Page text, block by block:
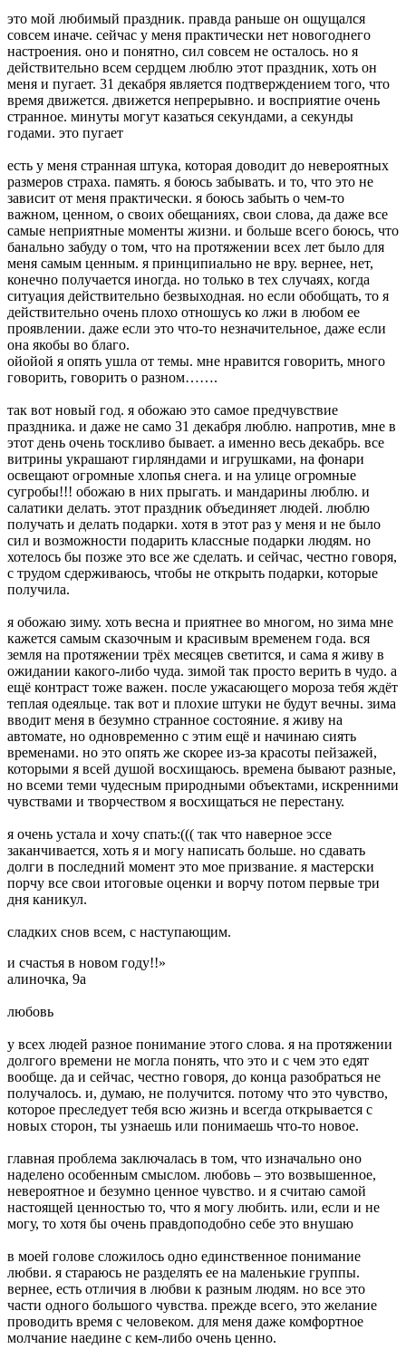
это мой любимый праздник. правда раньше он ощущался
совсем иначе. сейчас у меня практически нет новогоднего
настроения. оно и понятно, сил совсем не осталось. но я
действительно всем сердцем люблю этот праздник, хоть он
меня и пугает. 31 декабря является подтверждением того, что
время движется. движется непрерывно. и восприятие очень
странное. минуты могут казаться секундами, а секунды
годами. это пугает
есть у меня странная штука, которая доводит до невероятных
размеров страха. память. я боюсь забывать. и то, что это не
зависит от меня практически. я боюсь забыть о чем-то
важном, ценном, о своих обещаниях, свои слова, да даже все
самые неприятные моменты жизни. и больше всего боюсь, что
банально забуду о том, что на протяжении всех лет было для
меня самым ценным. я принципиально не вру. вернее, нет,
конечно получается иногда. но только в тех случаях, когда
ситуация действительно безвыходная. но если обобщать, то я
действительно очень плохо отношусь ко лжи в любом ее
проявлении. даже если это что-то незначительное, даже если
она якобы во благо.
ойойой я опять ушла от темы. мне нравится говорить, много
говорить, говорить о разном…….
так вот новый год. я обожаю это самое предчувствие
праздника. и даже не само 31 декабря люблю. напротив, мне в
этот день очень тоскливо бывает. а именно весь декабрь. все
витрины украшают гирляндами и игрушками, на фонари
освещают огромные хлопья снега. и на улице огромные
сугробы!!! обожаю в них прыгать. и мандарины люблю. и
салатики делать. этот праздник объединяет людей. люблю
получать и делать подарки. хотя в этот раз у меня и не было
сил и возможности подарить классные подарки людям. но
хотелось бы позже это все же сделать. и сейчас, честно говоря,
с трудом сдерживаюсь, чтобы не открыть подарки, которые
получила.
я обожаю зиму. хоть весна и приятнее во многом, но зима мне
кажется самым сказочным и красивым временем года. вся
земля на протяжении трёх месяцев светится, и сама я живу в
ожидании какого-либо чуда. зимой так просто верить в чудо. а
ещё контраст тоже важен. после ужасающего мороза тебя ждёт
теплая одеяльце. так вот и плохие штуки не будут вечны. зима
вводит меня в безумно странное состояние. я живу на
автомате, но одновременно с этим ещё и начинаю сиять
временами. но это опять же скорее из-за красоты пейзажей,
которыми я всей душой восхищаюсь. времена бывают разные,
но всеми теми чудесным природными объектами, искренними
чувствами и творчеством я восхищаться не перестану.
я очень устала и хочу спать:((( так что наверное эссе
заканчивается, хоть я и могу написать больше. но сдавать
долги в последний момент это мое призвание. я мастерски
порчу все свои итоговые оценки и ворчу потом первые три
дня каникул.
сладких снов всем, с наступающим.
и счастья в новом году!!»
алиночка, 9а
любовь
у всех людей разное понимание этого слова. я на протяжении
долгого времени не могла понять, что это и с чем это едят
вообще. да и сейчас, честно говоря, до конца разобраться не
получалось. и, думаю, не получится. потому что это чувство,
которое преследует тебя всю жизнь и всегда открывается с
новых сторон, ты узнаешь или понимаешь что-то новое.
главная проблема заключалась в том, что изначально оно
наделено особенным смыслом. любовь – это возвышенное,
невероятное и безумно ценное чувство. и я считаю самой
настоящей ценностью то, что я могу любить. или, если и не
могу, то хотя бы очень правдоподобно себе это внушаю
в моей голове сложилось одно единственное понимание
любви. я стараюсь не разделять ее на маленькие группы.
вернее, есть отличия в любви к разным людям. но все это
части одного большого чувства. прежде всего, это желание
проводить время с человеком. для меня даже комфортное
молчание наедине с кем-либо очень ценно.